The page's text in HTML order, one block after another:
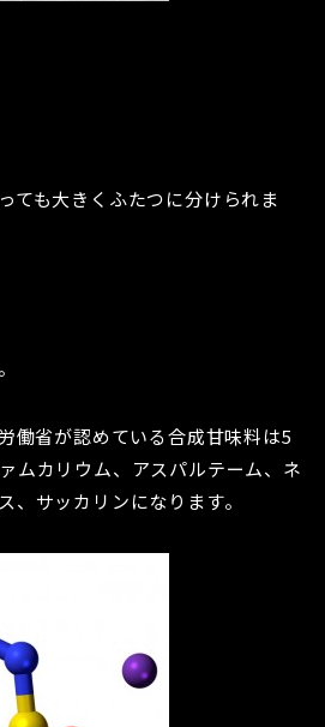
ても大きくふたつに分けられま
働省が認めている合成甘味料は5
ムカリウム、アスパルテーム、ネ
、サッカリンになります。